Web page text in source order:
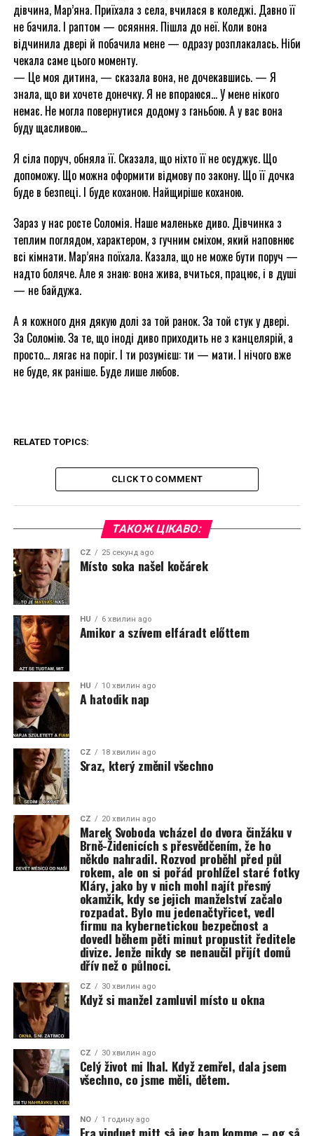
дівчина, Мар’яна. Приїхала з села, вчилася в коледжі. Давно її
не бачила. І раптом — осяяння. Пішла до неї. Коли вона
відчинила двері й побачила мене — одразу розплакалась. Ніби
чекала саме цього моменту.
— Це моя дитина, — сказала вона, не дочекавшись. — Я
знала, що ви хочете донечку. Я не впораюся… У мене нікого
немає. Не могла повернутися додому з ганьбою. А у вас вона
буду щасливою…
Я сіла поруч, обняла її. Сказала, що ніхто її не осуджує. Що
допоможу. Що можна оформити відмову по закону. Що її дочка
буде в безпеці. І буде коханою. Найщиріше коханою.
Зараз у нас росте Соломія. Наше маленьке диво. Дівчинка з
теплим поглядом, характером, з гучним сміхом, який наповнює
всі кімнати. Мар’яна поїхала. Казала, що не може бути поруч —
надто боляче. Але я знаю: вона жива, вчиться, працює, і в душі
— не байдужа.
А я кожного дня дякую долі за той ранок. За той стук у двері.
За Соломію. За те, що іноді диво приходить не з канцелярій, а
просто… лягає на поріг. І ти розумієш: ти — мати. І нічого вже
не буде, як раніше. Буде лише любов.
RELATED TOPICS:
CLICK TO COMMENT
ТАКОЖ ЦІКАВО:
CZ 25 секунд ago
Místo soka našel kočárek
HU 6 хвилин ago
Amikor a szívem elfáradt előttem
HU 10 хвилин ago
A hatodik nap
CZ 18 хвилин ago
Sraz, který změnil všechno
CZ 20 хвилин ago
Marek Svoboda vcházel do dvora činžáku v
Brně-Židenicích s přesvědčením, že ho
někdo nahradil. Rozvod proběhl před půl
rokem, ale on si pořád prohlížel staré fotky
Kláry, jako by v nich mohl najít přesný
okamžik, kdy se jejich manželství začalo
rozpadat. Bylo mu jedenačtyřicet, vedl
firmu na kybernetickou bezpečnost a
dovedl během pěti minut propustit ředitele
divize. Jenže nikdy se nenaučil přijít domů
dřív než o půlnoci.
CZ 30 хвилин ago
Když si manžel zamluvil místo u okna
CZ 30 хвилин ago
Celý život mi lhal. Když zemřel, dala jsem
všechno, co jsme měli, dětem.
NO 1 годину ago